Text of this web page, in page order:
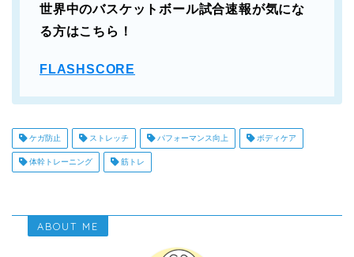
世界中のバスケットボール試合速報が気にな
る方はこちら！
FLASHSCORE
ケガ防止 ストレッチ パフォーマンス向上 ボディケア
体幹トレーニング 筋トレ
ABOUT ME